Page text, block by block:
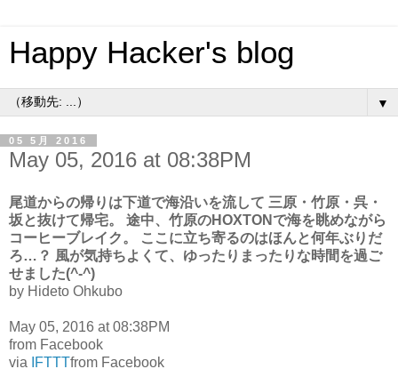
Happy Hacker's blog
▼
05 5月 2016
May 05, 2016 at 08:38PM
尾道からの帰りは下道で海沿いを流して 三原・竹原・呉・
坂と抜けて帰宅。 途中、竹原のHOXTONで海を眺めながら
コーヒーブレイク。 ここに立ち寄るのはほんと何年ぶりだ
ろ…？ 風が気持ちよくて、ゆったりまったりな時間を過ご
せました(^-^)
by Hideto Ohkubo
May 05, 2016 at 08:38PM
from Facebook
via
IFTTTfrom Facebook